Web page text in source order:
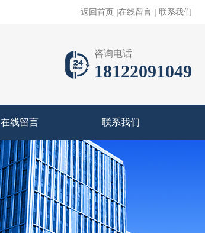
返回首页 |在线留言 | 联系我们
咨询电话
18122091049
在线留言 联系我们